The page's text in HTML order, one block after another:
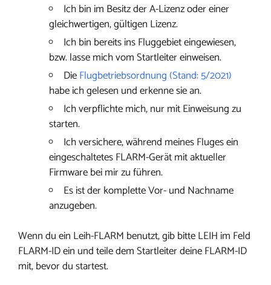
Ich bin im Besitz der A-Lizenz oder einer
gleichwertigen, gültigen Lizenz.
Ich bin bereits ins Fluggebiet eingewiesen,
bzw. lasse mich vom Startleiter einweisen.
DieFlugbetriebsordnung (Stand: 5/2021)
habe ich gelesen und erkenne sie an.
Ich verpflichte mich, nur mit Einweisung zu
starten.
Ich versichere, während meines Fluges ein
eingeschaltetes FLARM-Gerät mit aktueller
Firmware bei mir zu führen.
Es ist der komplette Vor- und Nachname
anzugeben.
Wenn du ein Leih-FLARM benutzt, gib bitte LEIH im Feld
FLARM-ID ein und teile dem Startleiter deine FLARM-ID
mit, bevor du startest.